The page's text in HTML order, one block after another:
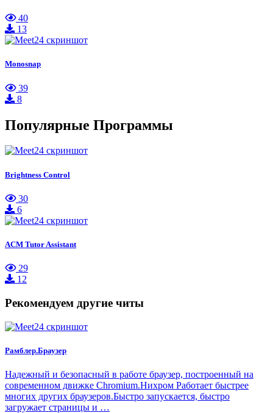
40
13
Monosnap
39
8
Популярные Программы
Brightness Control
30
6
ACM Tutor Assistant
29
12
Рекомендуем другие читы
Рамблер.Браузер
Надежный и безопасный в работе браузер, построенный на
современном движке Chromium.Нихром Работает быстрее
многих других браузеров.Быстро запускается, быстро
загружает страницы и …